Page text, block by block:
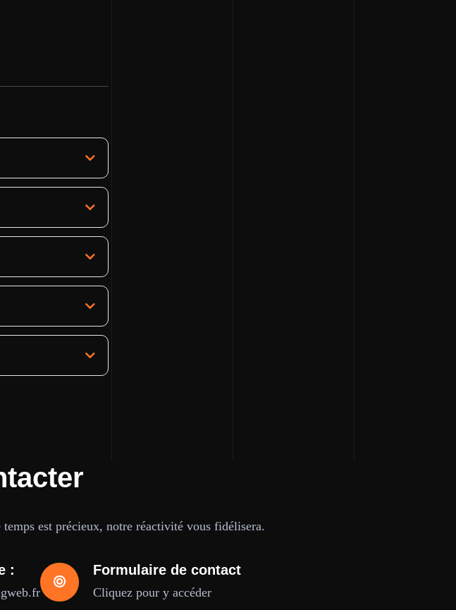
est précieux, notre réactivité vous fidélisera.
: Formulaire de contact
Cliquez pour y accéder